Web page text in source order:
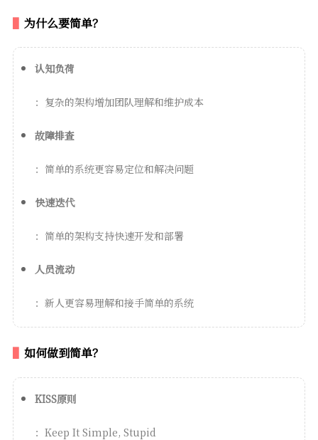
为什么要简单？
认知负荷
：复杂的架构增加团队理解和维护成本
故障排查
：简单的系统更容易定位和解决问题
快速迭代
：简单的架构支持快速开发和部署
人员流动
：新人更容易理解和接手简单的系统
如何做到简单？
KISS原则
：Keep It Simple, Stupid